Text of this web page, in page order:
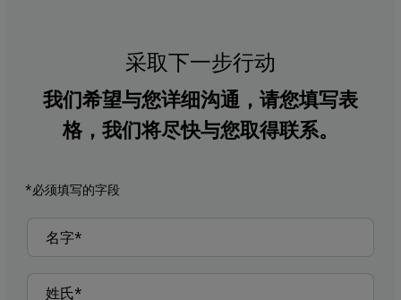
采取下一步行动
我们希望与您详细沟通，请您填写表
格，我们将尽快与您取得联系。
*必须填写的字段